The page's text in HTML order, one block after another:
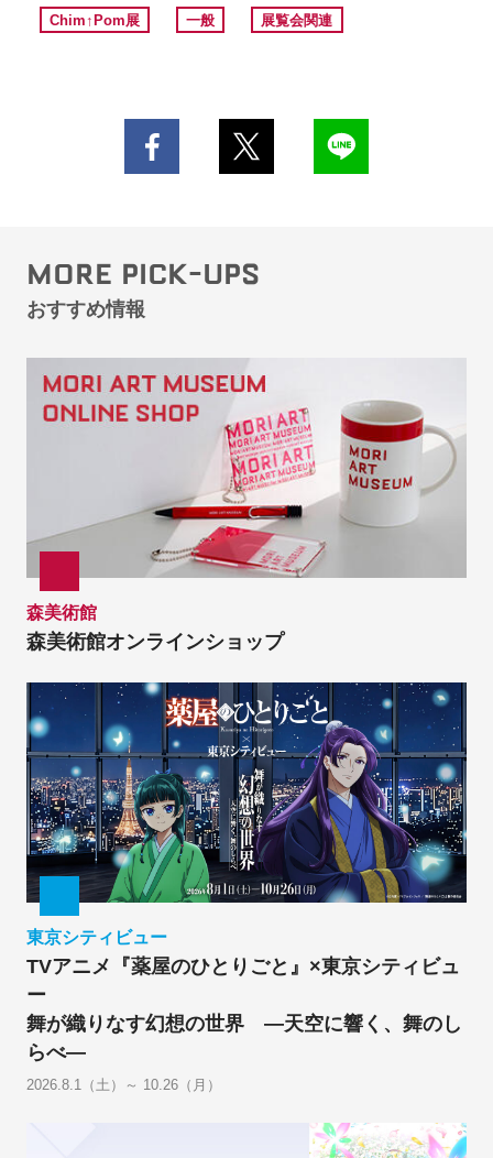
Chim↑Pom展 一般 展覧会関連
MORE PICK-UPS
おすすめ情報
森美術館
森美術館オンラインショップ
東京シティビュー
TVアニメ『薬屋のひとりごと』×東京シティビュ
ー
舞が織りなす幻想の世界 ―天空に響く、舞のし
らべ―
2026.8.1（土）～ 10.26（月）